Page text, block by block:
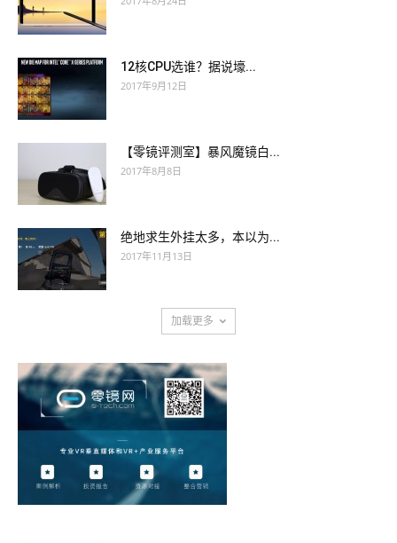
12核CPU选谁？据说壕...
2017年9月12日
【零镜评测室】暴风魔镜白...
2017年8月8日
绝地求生外挂太多，本以为...
2017年11月13日
加载更多